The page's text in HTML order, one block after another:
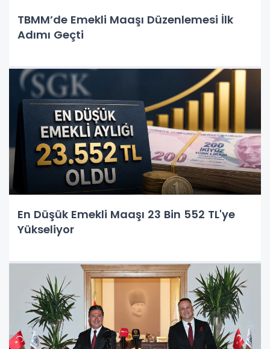
TBMM’de Emekli Maaşı Düzenlemesi İlk
Adımı Geçti
En Düşük Emekli Maaşı 23 Bin 552 TL'ye
Yükseliyor